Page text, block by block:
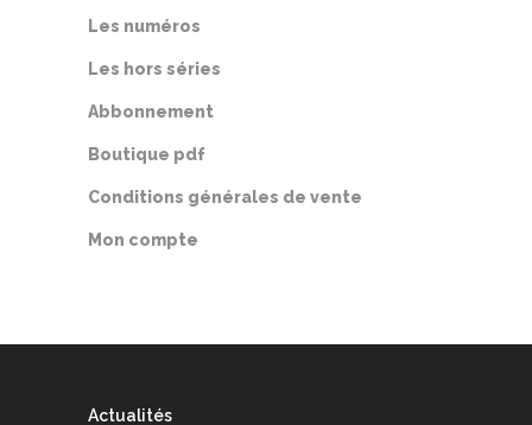
Les numéros
Les hors séries
Abbonnement
Boutique pdf
Conditions générales de vente
Mon compte
Actualités